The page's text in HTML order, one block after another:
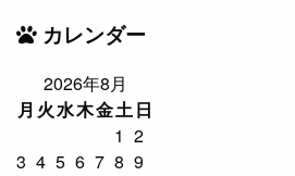
カレンダー
2026年8月
月 火水木金土日
1 2
3 4 5 6 7 8 9